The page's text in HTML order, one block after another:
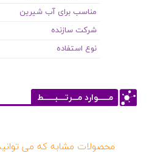
مناسب برای آب شیرین
شرکت سازنده
نوع استفاده
مــــــوارد مـــرتــــبــــــط
محصولات مشابه که می